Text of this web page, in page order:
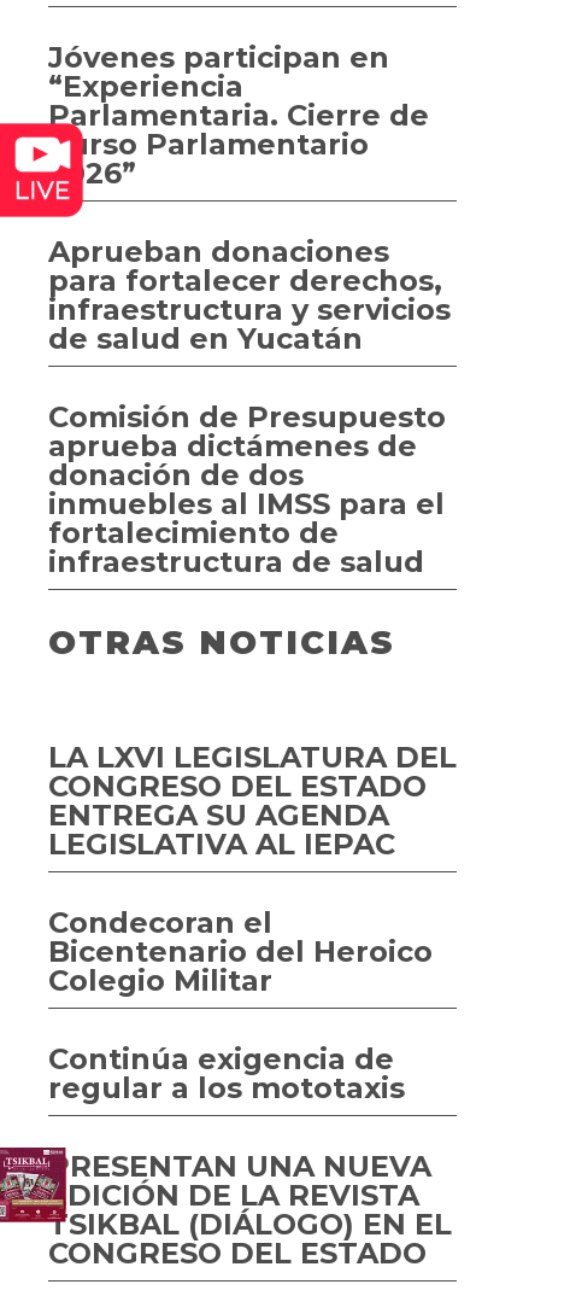
Jóvenes participan en
“Experiencia
Parlamentaria. Cierre de
Curso Parlamentario
2026”
Aprueban donaciones
para fortalecer derechos,
infraestructura y servicios
de salud en Yucatán
Comisión de Presupuesto
aprueba dictámenes de
donación de dos
inmuebles al IMSS para el
fortalecimiento de
infraestructura de salud
OTRAS NOTICIAS
LA LXVI LEGISLATURA DEL
CONGRESO DEL ESTADO
ENTREGA SU AGENDA
LEGISLATIVA AL IEPAC
Condecoran el
Bicentenario del Heroico
Colegio Militar
Continúa exigencia de
regular a los mototaxis
PRESENTAN UNA NUEVA
EDICIÓN DE LA REVISTA
TSIKBAL (DIÁLOGO) EN EL
CONGRESO DEL ESTADO